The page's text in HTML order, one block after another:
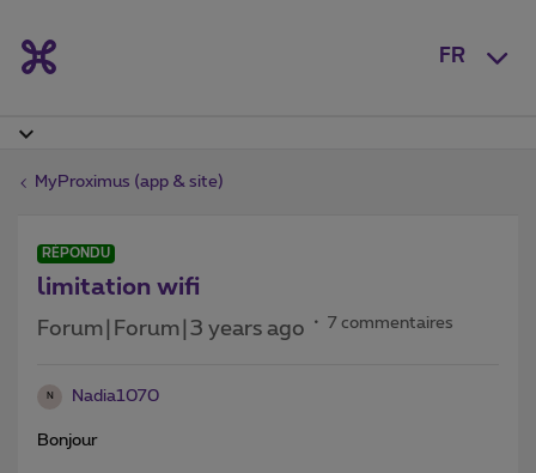
FR
MyProximus (app & site)
RÉPONDU
limitation wifi
Forum|Forum|3 years ago 7 commentaires
N Nadia1070
Bonjour